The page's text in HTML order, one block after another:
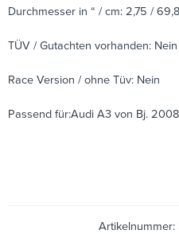
Durchmesser in “ / cm: 2,75 /
TÜV / Gutachten vorhanden: Nein
Race Version / ohne Tüv: Nein
Passend für:Audi A3 von Bj.
Artikelnummer: